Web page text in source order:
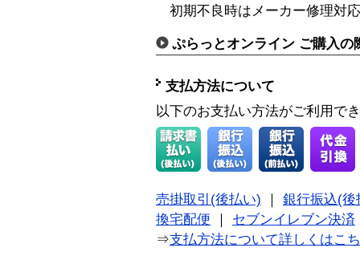
初期不良時はメーカー修理対
ぷらっとオンライン ご購入の
支払方法について
以下のお支払い方法がご利用で
売掛取引(後払い)
銀行振込(後
換宅配便
セブンイレブン決済
⇒支払方法について詳しくはこ